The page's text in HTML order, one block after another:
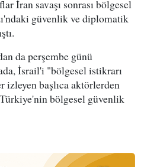
İran savaşı sonrası bölgesel
güvenlik ve diplomatik
da perşembe günü
İsrail'i "bölgesel istikrarı
izleyen başlıca aktörlerden
bölgesel güvenlik